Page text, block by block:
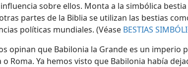
sobre ellos. Monta a la simbólica bestia
partes de la Biblia se utilizan las bestias
políticas mundiales. (Véase BESTIAS
opinan que Babilonia la Grande es un imperio
o Roma. Ya hemos visto que Babilonia había